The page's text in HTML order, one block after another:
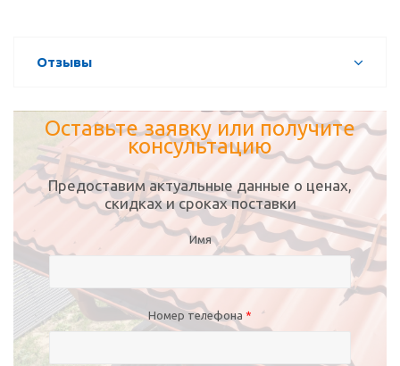
Отзывы
Оставьте заявку или получите
консультацию
Предоставим актуальные данные о ценах,
скидках и сроках поставки
Имя
Номер телефона *